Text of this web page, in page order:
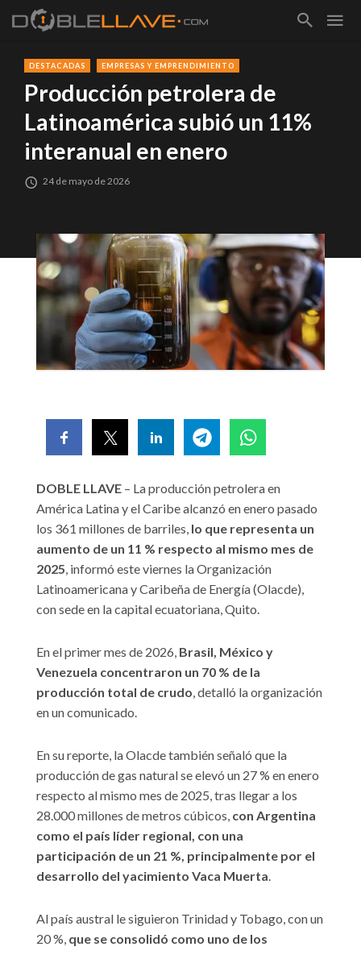
DESTACADAS EMPRESAS Y EMPRENDIMIENTO
Producción petrolera de
Latinoamérica subió un 11%
interanual en enero
24 de mayo de 2026
DOBLE LLAVE – La producción petrolera en
América Latina y el Caribe alcanzó en enero pasado
los 361 millones de barriles, lo que representa un
aumento de un 11 % respecto al mismo mes de
2025, informó este viernes la Organización
Latinoamericana y Caribeña de Energía (Olacde),
con sede en la capital ecuatoriana, Quito.
En el primer mes de 2026, Brasil, México y
Venezuela concentraron un 70 % de la
producción total de crudo, detalló la organización
en un comunicado.
En su reporte, la Olacde también señaló que la
producción de gas natural se elevó un 27 % en enero
respecto al mismo mes de 2025, tras llegar a los
28.000 millones de metros cúbicos, con Argentina
como el país líder regional, con una
participación de un 21 %, principalmente por el
desarrollo del yacimiento Vaca Muerta.
Al país austral le siguieron Trinidad y Tobago, con un
20 %, que se consolidó como uno de los